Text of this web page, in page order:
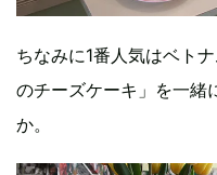
ちなみに1番人気はベト
のチーズケーキ」を一緒
か。